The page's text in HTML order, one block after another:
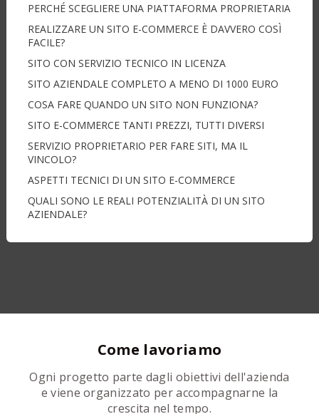
PERCHÉ SCEGLIERE UNA PIATTAFORMA PROPRIETARIA
REALIZZARE UN SITO E-COMMERCE È DAVVERO COSÌ
FACILE?
SITO CON SERVIZIO TECNICO IN LICENZA
SITO AZIENDALE COMPLETO A MENO DI 1000 EURO
COSA FARE QUANDO UN SITO NON FUNZIONA?
SITO E-COMMERCE TANTI PREZZI, TUTTI DIVERSI
SERVIZIO PROPRIETARIO PER FARE SITI, MA IL
VINCOLO?
ASPETTI TECNICI DI UN SITO E-COMMERCE
QUALI SONO LE REALI POTENZIALITÀ DI UN SITO
AZIENDALE?
Come lavoriamo
Ogni progetto parte dagli obiettivi dell'azienda
e viene organizzato per accompagnarne la
crescita nel tempo.